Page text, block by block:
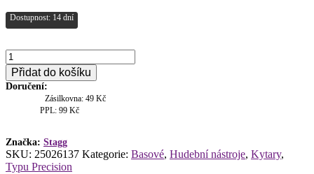
Dostupnost: 14 dní
Stagg
SBP-
30
SNB,
elektrická
množství
Přidat do košíku
Doručení:
Zásilkovna: 49 Kč
PPL: 99 Kč
Značka: Stagg
SKU: 25026137 Kategorie: Basové, Hudební nástroje, Kytary,
Typu Precision